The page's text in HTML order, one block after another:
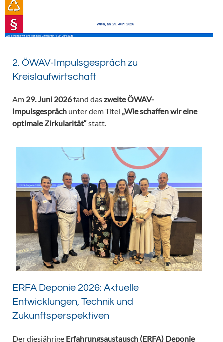
2. ÖWAV-Impulsgespräch zu
Kreislaufwirtschaft
Am 29. Juni 2026fand daszweite ÖWAV-
Impulsgespräch unter dem Titel „Wie schaffen wir eine
optimale Zirkularität“statt.
ERFA Deponie 2026: Aktuelle
Entwicklungen, Technik und
Zukunftsperspektiven
Der diesjährige Erfahrungsaustausch (ERFA) Deponie